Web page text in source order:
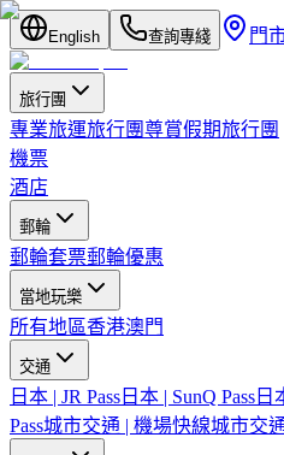
English 查詢專綫 門
旅行團
專業旅運旅行團尊賞假期旅行團
機票
酒店
郵輪
郵輪套票郵輪優惠
當地玩樂
所有地區香港澳門
交通
日本 | JR Pass 日本 | SunQ Pass 日
Pass城市交通 | 機場快線城市交